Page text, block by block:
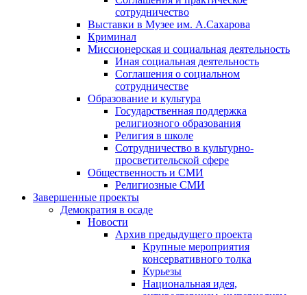
сотрудничество
Выставки в Музее им. А.Сахарова
Криминал
Миссионерская и социальная деятельность
Иная социальная деятельность
Соглашения о социальном
сотрудничестве
Образование и культура
Государственная поддержка
религиозного образования
Религия в школе
Сотрудничество в культурно-
просветительской сфере
Общественность и СМИ
Религиозные СМИ
Завершенные проекты
Демократия в осаде
Новости
Архив предыдущего проекта
Крупные мероприятия
консервативного толка
Курьезы
Национальная идея,